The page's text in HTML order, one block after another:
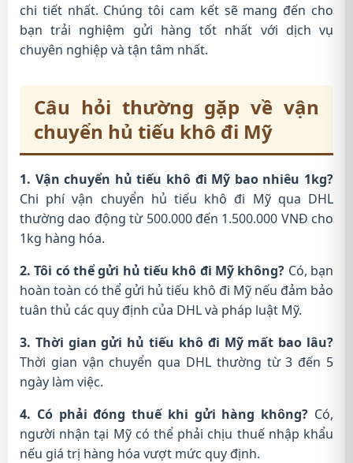
chi tiết nhất. Chúng tôi cam kết sẽ mang đến cho
bạn trải nghiệm gửi hàng tốt nhất với dịch vụ
chuyên nghiệp và tận tâm nhất.
Câu hỏi thường gặp về vận
chuyển hủ tiếu khô đi Mỹ
1. Vận chuyển hủ tiếu khô đi Mỹ bao nhiêu 1kg?
Chi phí vận chuyển hủ tiếu khô đi Mỹ qua DHL
thường dao động từ 500.000 đến 1.500.000 VNĐ cho
1kg hàng hóa.
2. Tôi có thể gửi hủ tiếu khô đi Mỹ không? Có, bạn
hoàn toàn có thể gửi hủ tiếu khô đi Mỹ nếu đảm bảo
tuân thủ các quy định của DHL và pháp luật Mỹ.
3. Thời gian gửi hủ tiếu khô đi Mỹ mất bao lâu?
Thời gian vận chuyển qua DHL thường từ 3 đến 5
ngày làm việc.
4. Có phải đóng thuế khi gửi hàng không? Có,
người nhận tại Mỹ có thể phải chịu thuế nhập khẩu
nếu giá trị hàng hóa vượt mức quy định.